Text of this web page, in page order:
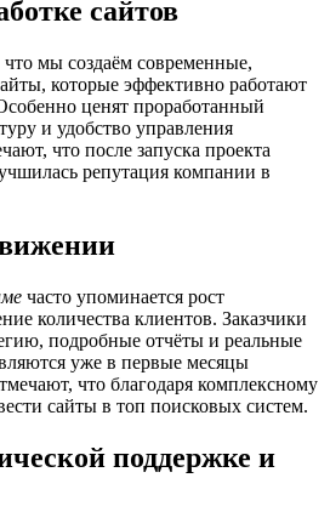
сайтов
мы создаём современные,
которые эффективно работают
ценят проработанный
и удобство управления
что после запуска проекта
репутация компании в
часто упоминается рост
количества клиентов. Заказчики
подробные отчёты и реальные
уже в первые месяцы
что благодаря комплексному
сайты в топ поисковых систем.
поддержке и